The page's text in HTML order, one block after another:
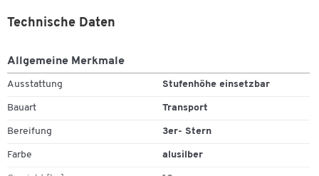
Technische Daten
Allgemeine Merkmale
Ausstattung Stufenhöhe einsetzbar
Bauart Transport
Bereifung 3er- Stern
Farbe alusilber